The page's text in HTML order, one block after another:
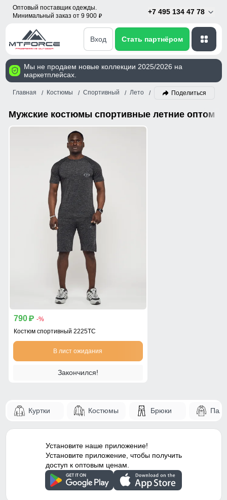
Оптовый поставщик одежды.
Минимальный заказ от 9 900 p
+7 495 134 47 78
Вход Стать партнёром
Мы не продаем новые коллекции 2025/2026 на
маркетплейсах.
Главная Костюмы Спортивный Лето МужскойПоделиться
Мужские костюмы спортивные летние оптом
790 p -%
Костюм спортивный 2225TC
В лист ожидания
Закончился!
Куртки Костюмы Брюки
Установите наше приложение!
Установите приложение, чтобы получить
доступ к оптовым ценам.